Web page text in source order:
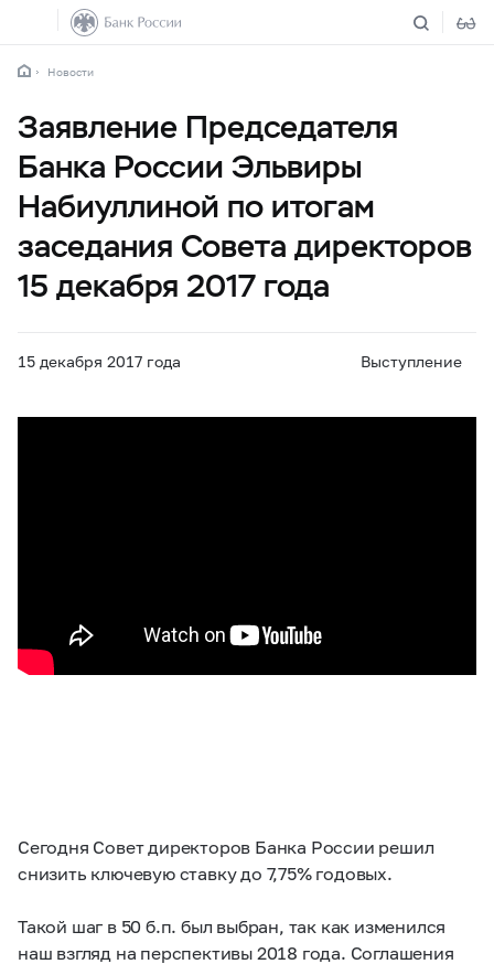
Новости
Заявление Председателя
Банка России Эльвиры
Набиуллиной по итогам
заседания Совета директоров
15 декабря 2017 года
15 декабря 2017 года Выступление
Сегодня Совет директоров Банка России решил
снизить ключевую ставку до 7,75% годовых.
Такой шаг в 50 б.п. был выбран, так как изменился
наш взгляд на перспективы 2018 года. Соглашения